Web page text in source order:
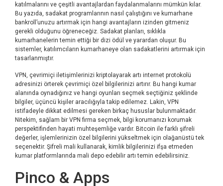
katılmalarını ve çeşitli avantajlardan faydalanmalarını mümkün kılar.
Bu yazıda, sadakat programlarının nasıl çalıştığını ve kumarhane
bankroll’unuzu artırmak için hangi avantajların izinden gitmeniz
gerekli olduğunu öğreneceğiz. Sadakat planları, sıklıkla
kumarhanelerin temin ettiği bir dizi ödül ve yarardan oluşur. Bu
sistemler, katılımcıların kumarhaneye olan sadakatlerini artırmak için
tasarlanmıştır.
VPN, çevrimiçi iletişimlerinizi kriptolayarak artı internet protokolü
adresinizi örterek çevrimiçi özel bilgilerinizi artırır. Bu hangi kumar
alanında oynadığınız ve hangi oyunları seçmek seçtiğiniz şeklinde
bilgiler, üçüncü kişiler aracılığıyla takip edilemez. Lakin, VPN
istifadeyle dikkat edilmesi gereken birkaç hususlar bulunmaktadır.
Nitekim, sağlam bir VPN firma seçmek, bilgi korumanızı korumak
perspektifinden hayati muhteşemliğe vardır. Bitcoin ile farklı şifreli
değerler, işlemlerinizin özel bilgilerini yükseltmek için olağanüstü tek
seçenektir. Şifreli mali kullanarak, kimlik bilgilerinizi ifşa etmeden
kumar platformlarında mali depo edebilir artı temin edebilirsiniz.
Pinco & Apps